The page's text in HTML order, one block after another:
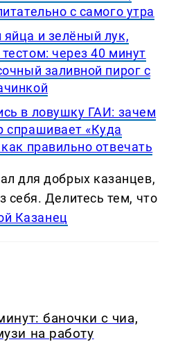
с самого утра
и зелёный лук,
через 40 минут
заливной пирог с
в ловушку ГАИ: зачем
спрашивает «Куда
правильно отвечать
для добрых казанцев,
себя. Делитеcь тем, что
Казанец
баночки с чиа,
на работу